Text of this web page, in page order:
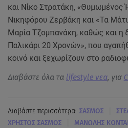
και Νίκο Στρατάκη, «Θυμωμένος
Νικηφόρου Ζερβάκη και «Τα
Μαρία Τζομπανάκη, καθώς και η
Παλικάρι 20 Χρονών», που
κοινό και ξεχωρίζουν στο
Διαβάστε όλα τα lifestyle νεα, για
Διαβάστε περισσότερα: ΣΑΣΜΟΣ
ΧΡΗΣΤΟΣ ΣΑΣΜΟΣ ΜΑΝΩΛΗΣ